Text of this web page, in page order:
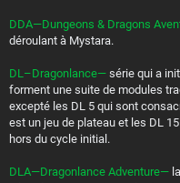
DDA—Dungeons & Dragons
déroulant à Mystara.
DL–Dragonlance— série qui a
forment une suite de modules
excepté les DL 5 qui sont
est un jeu de plateau et les DL
hors du cycle initial.
DLA—Dragonlance Adventure—